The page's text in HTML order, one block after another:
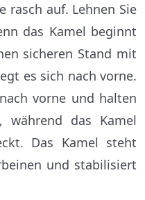
rasch auf. Lehnen Sie
das Kamel beginnt
sicheren Stand mit
es sich nach vorne.
vorne und halten
während das Kamel
Das Kamel steht
und stabilisiert